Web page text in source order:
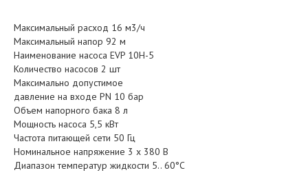
Maксимальный расход 16 м3/ч
Максимальный напор 92 м
Наименование насоса EVP 10H-5
Количество насосов 2 шт
Максимально допустимое
давление на входе PN 10 бар
Объем напорного бака 8 л
Мощность насоса 5,5 кВт
Частота питающей сети 50 Гц
Номинальное напряжение 3 x 380 В
Диапазон температур жидкости 5.. 60°C